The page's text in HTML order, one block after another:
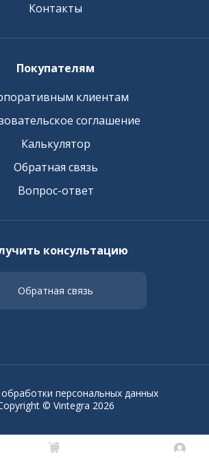
Контакты
Покупателям
клиентам
соглашение
Калькулятор
Обратная связь
Вопрос-ответ
консультацию
Обратная связь
© Vintegra 2026
персональных данных